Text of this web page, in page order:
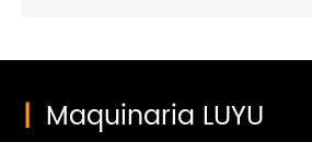
| Maquinaria LUYU